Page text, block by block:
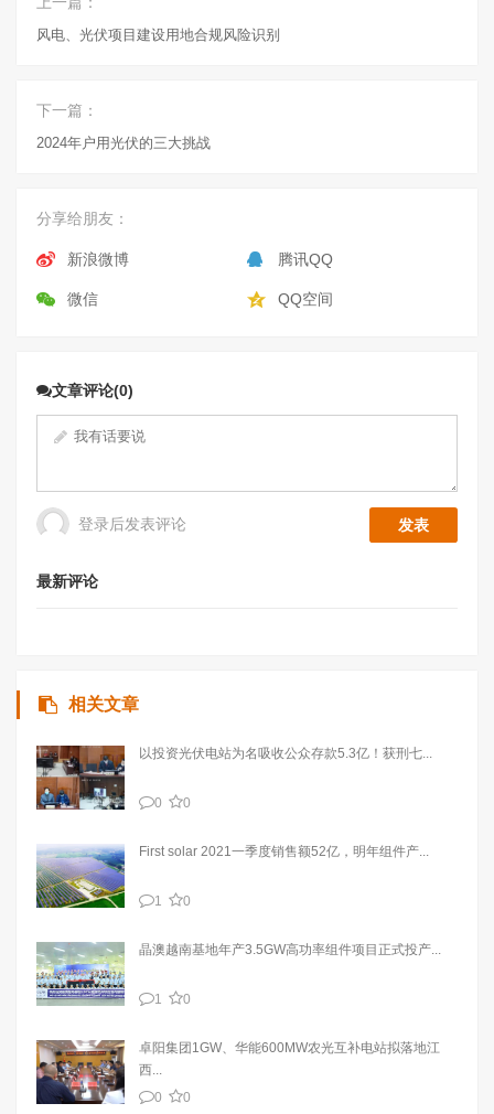
风电、光伏项目建设用地合规风险识别
下一篇：
2024年户用光伏的三大挑战
分享给朋友：
新浪微博 腾讯QQ
微信 QQ空间
文章评论(0)
登录后发表评论
最新评论
相关文章
以投资光伏电站为名吸收公众存款5.3亿！获刑七...
0 0
First solar 2021一季度销售额52亿，明年组件产...
1 0
晶澳越南基地年产3.5GW高功率组件项目正式投产...
1 0
卓阳集团1GW、华能600MW农光互补电站拟落地江
西...
0
0